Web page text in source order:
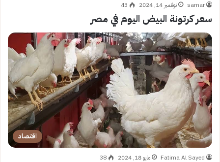
samar نوفمبر 14, 2024 43
سعر كرتونة البيض اليوم في مصر
اقتصاد
Fatima Al Sayed مايو 18, 2024 38